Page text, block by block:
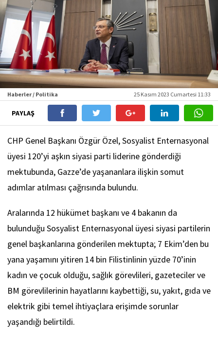
Haberler / Politika 25 Kasım 2023 Cumartesi 11:33
PAYLAŞ
CHP Genel Başkanı Özgür Özel, Sosyalist Enternasyonal
üyesi 120’yi aşkın siyasi parti liderine gönderdiği
mektubunda, Gazze’de yaşananlara ilişkin somut
adımlar atılması çağrısında bulundu.
Aralarında 12 hükümet başkanı ve 4 bakanın da
bulunduğu Sosyalist Enternasyonal üyesi siyasi partilerin
genel başkanlarına gönderilen mektupta; 7 Ekim’den bu
yana yaşamını yitiren 14 bin Filistinlinin yüzde 70’inin
kadın ve çocuk olduğu, sağlık görevlileri, gazeteciler ve
BM görevlilerinin hayatlarını kaybettiği, su, yakıt, gıda ve
elektrik gibi temel ihtiyaçlara erişimde sorunlar
yaşandığı belirtildi.